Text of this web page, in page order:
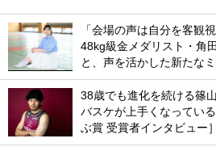
「会場の声は自分を客観
48kg級金メダリスト・角
と、声を活かした新たな
38歳でも進化を続ける篠
バスケが上手くなってい
ぶ賞 受賞者インタビュー］